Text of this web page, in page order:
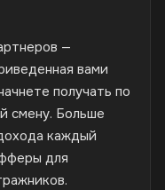
—
вами
получать по
смену. Больше
каждый
для